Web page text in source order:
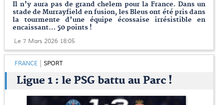
Il n’y aura pas de grand chelem pour la France. Dans un
stade de Murrayfield en fusion, les Bleus ont été pris dans
la tourmente d’une équipe écossaise irrésistible en
encaissant… 50 points !
Le 7 Mars 2026 18:05
FRANCE SPORT
Ligue 1 : le PSG battu au Parc !